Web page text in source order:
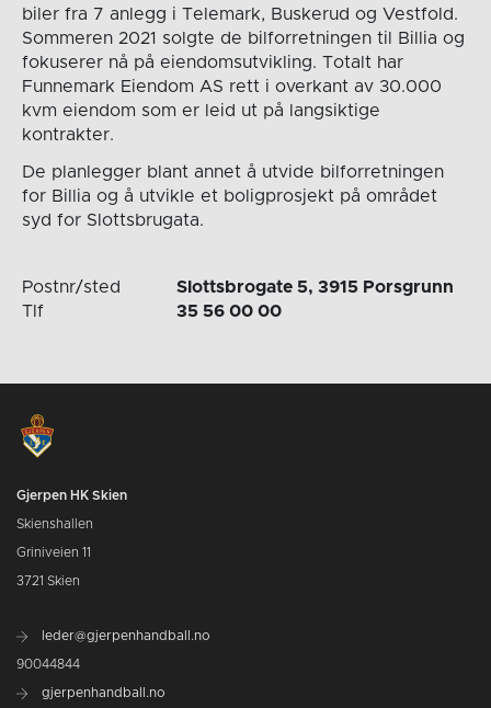
biler fra 7 anlegg i Telemark, Buskerud og Vestfold.
Sommeren 2021 solgte de bilforretningen til Billia og
fokuserer nå på eiendomsutvikling. Totalt har
Funnemark Eiendom AS rett i overkant av 30.000
kvm eiendom som er leid ut på langsiktige
kontrakter.
De planlegger blant annet å utvide bilforretningen
for Billia og å utvikle et boligprosjekt på området
syd for Slottsbrugata.
Postnr/sted
Slottsbrogate 5, 3915 Porsgrunn
Tlf
35 56 00 00
Gjerpen HK Skien
Skienshallen
Griniveien 11
3721 Skien
leder@gjerpenhandball.no
90044844
gjerpenhandball.no